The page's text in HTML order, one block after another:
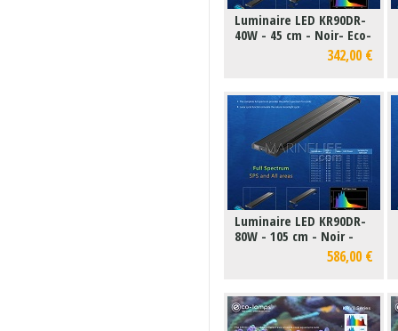
Luminaire LED KR90DR-
40W - 45 cm - Noir- Eco-
342,00 €
Luminaire LED KR90DR-
80W - 105 cm - Noir -
586,00 €